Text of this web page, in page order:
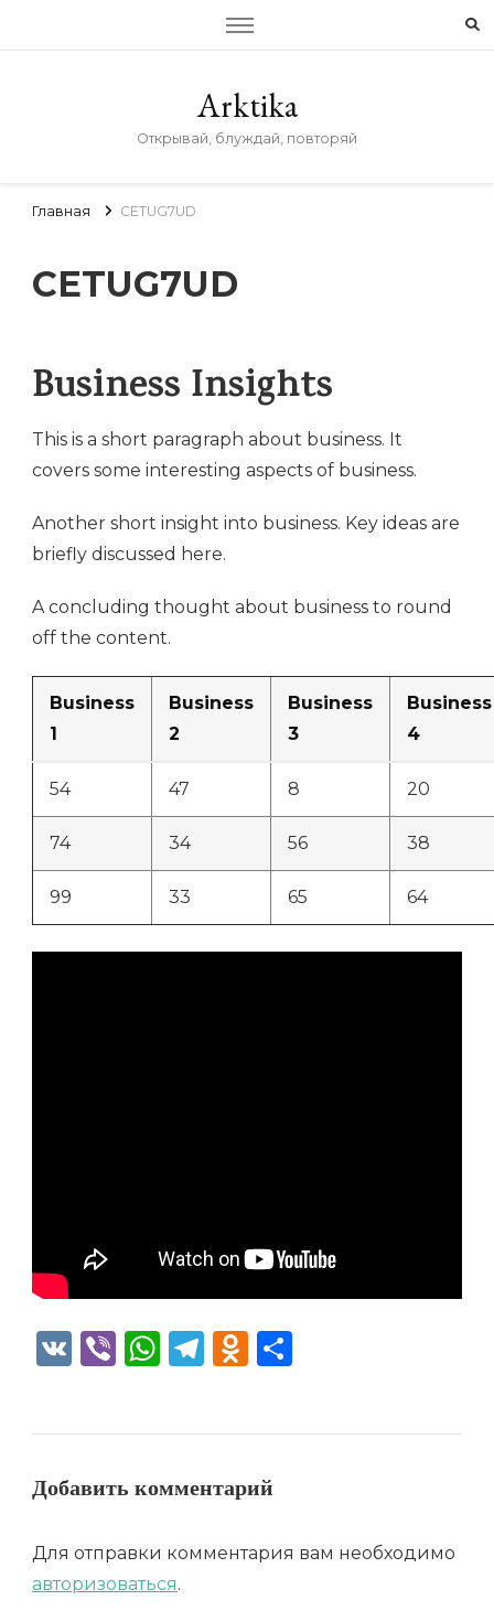
Arktika
Открывай, блуждай, повторяй
Главная CETUG7UD
CETUG7UD
Business Insights
This is a short paragraph about business. It
covers some interesting aspects of business.
Another short insight into business. Key ideas are
briefly discussed here.
A concluding thought about business to round
off the content.
Business
1
Business
2
Business
3
Business
4
54 47 8 20
74 34 56 38
99 33 65 64
VK ViberWhatsApp
Telegram
Odnoklassniki
Добавить комментарий
Для отправки комментария вам необходимо
авторизоваться.